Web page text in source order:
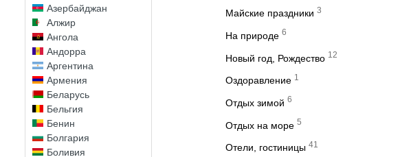
Азербайджан
Алжир
Ангола
Андорра
Аргентина
Армения
Беларусь
Бельгия
Бенин
Болгария
Боливия
Майские праздники 3
На природе 6
Новый год, Рождество 12
Оздоравление 1
Отдых зимой 6
Отдых на море 5
Отели, гостиницы 41